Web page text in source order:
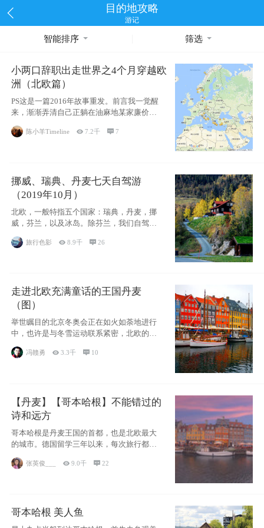
目的地攻略
游记
智能排序 筛选
小两口辞职出走世界之4个月穿越欧
洲（北欧篇）
PS这是一篇2016年故事重发。前言我一觉醒
来，渐渐弄清自己正躺在油麻地某家廉价宾
馆
陈小羊Timeline 7.2千 7
挪威、瑞典、丹麦七天自驾游
（2019年10月）
北欧，一般特指五个国家：瑞典，丹麦，挪
威，芬兰，以及冰岛。除芬兰，我们自驾游
旅行色影 8.9千 26
走进北欧充满童话的王国丹麦
（图）
举世瞩目的北京冬奥会正在如火如荼地进行
中，也许是与冬雪运动联系紧密，北欧的一
些国家因
冯赣勇 3.3千  10
【丹麦】【哥本哈根】不能错过的
诗和远方
哥本哈根是丹麦王国的首都，也是北欧最大
的城市。德国留学三年以来，每次旅行都是
张英俊___ 9.0千 22
哥本哈根 美人鱼